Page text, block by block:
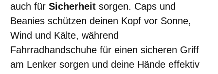
auch für Sicherheit sorgen. Caps und
Beanies schützen deinen Kopf vor Sonne,
Wind und Kälte, während
Fahrradhandschuhe für einen sicheren Griff
am Lenker sorgen und deine Hände effektiv